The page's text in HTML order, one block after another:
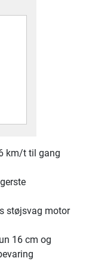
km/t til gang
støjsvag motor
16 cm og